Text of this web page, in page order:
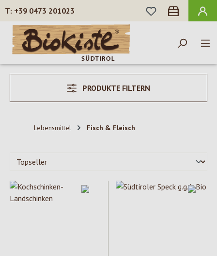
Zum Hauptinhalt springen
+39 0473 201023
DU HAST 0
PRODUKTE FILTERN
Lebensmittel Fisch & Fleisch